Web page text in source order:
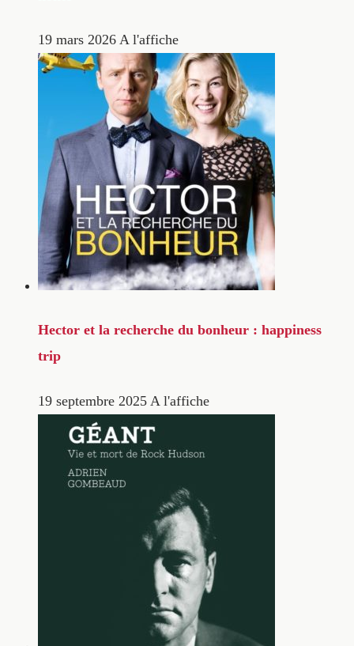
19 mars 2026 A l'affiche
Hector et la recherche du bonheur : happiness
trip
19 septembre 2025 A l'affiche